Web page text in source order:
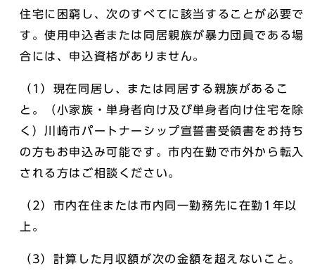
住宅に困窮し、次のすべてに該当することが必要で
す。使用申込者または同居親族が暴力団員である場
合には、申込資格がありません。
（1）現在同居し、または同居する親族があるこ
と。（小家族・単身者向け及び単身者向け住宅を除
く）川崎市パートナーシップ宣誓書受領書をお持ち
の方もお申込み可能です。市内在勤で市外から転入
される方はご相談ください。
（2）市内在住または市内同一勤務先に在勤1年以
上。
（3）計算した月収額が次の金額を超えないこと。